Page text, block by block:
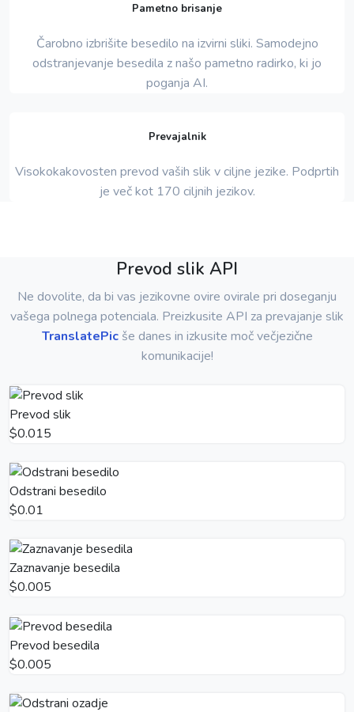
Pametno brisanje
Čarobno izbrišite besedilo na izvirni sliki. Samodejno
odstranjevanje besedila z našo pametno radirko, ki jo
poganja AI.
Prevajalnik
Visokokakovosten prevod vaših slik v ciljne jezike. Podprtih
je več kot 170 ciljnih jezikov.
Prevod slik API
Ne dovolite, da bi vas jezikovne ovire ovirale pri doseganju
vašega polnega potenciala. Preizkusite API za prevajanje slik
TranslatePicše danes in izkusite moč večjezične
komunikacije!
Prevod slik
$0.015
Odstrani besedilo
$0.01
Zaznavanje besedila
$0.005
Prevod besedila
$0.005